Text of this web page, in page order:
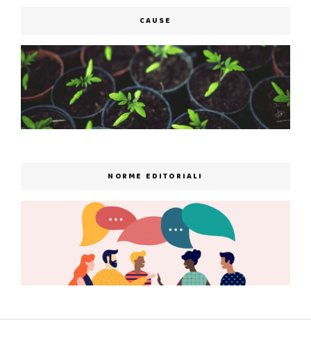
CAUSE
NORME EDITORIALI